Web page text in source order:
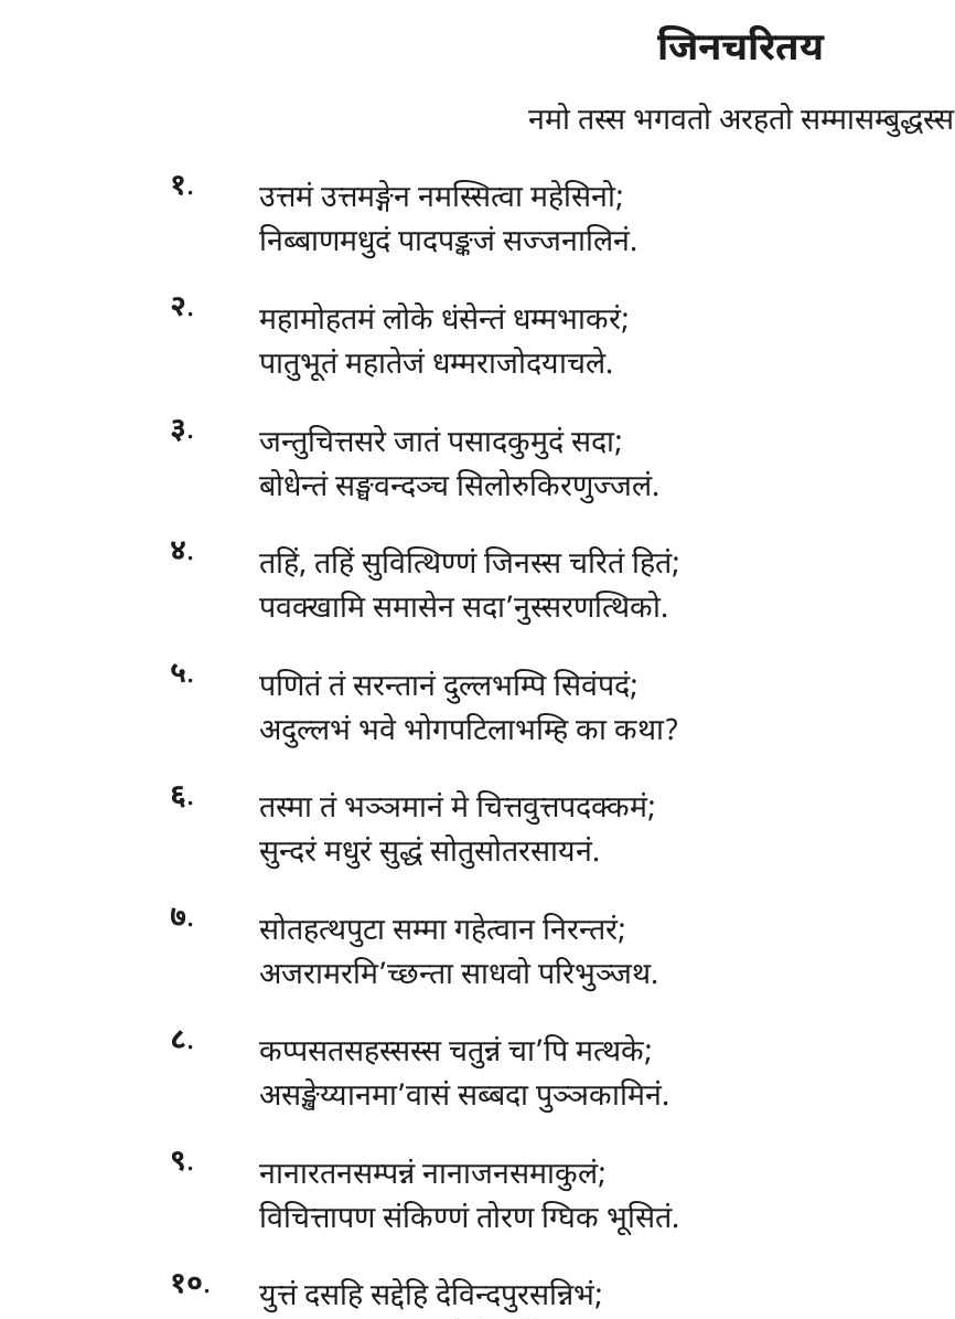
जिनचरितय
नमो तस्स भगवतो अरहतो सम्मासम्बुद्धस्स
१.
उत्तमं उत्तमङ्गेन नमस्सित्वा महेसिनो;
निब्बाणमधुदं पादपङ्कजं सज्जनालिनं.
२.
महामोहतमं लोके धंसेन्तं धम्मभाकरं;
पातुभूतं महातेजं धम्मराजोदयाचले.
३.
जन्तुचित्तसरे जातं पसादकुमुदं सदा;
बोधेन्तं सङ्घवन्दञ्च सिलोरुकिरणुज्जलं.
४.
तहिं, तहिं सुवित्थिण्णं जिनस्स चरितं हितं;
पवक्खामि समासेन सदा’नुस्सरणत्थिको.
५.
पणितं तं सरन्तानं दुल्लभम्पि सिवंपदं;
अदुल्लभं भवे भोगपटिलाभम्हि का कथा?
६.
तस्मा तं भञ्ञमानं मे चित्तवुत्तपदक्कमं;
सुन्दरं मधुरं सुद्धं सोतुसोतरसायनं.
७.
सोतहत्थपुटा सम्मा गहेत्वान निरन्तरं;
अजरामरमि’च्छन्ता साधवो परिभुञ्जथ.
८.
कप्पसतसहस्सस्स चतुन्नं चा’पि मत्थके;
असङ्खेय्यानमा’वासं सब्बदा पुञ्ञकामिनं.
९.
नानारतनसम्पन्नं नानाजनसमाकुलं;
विचित्तापण संकिण्णं तोरण ग्घिक भूसितं.
१०.
युत्तं दसहि सद्देहि देविन्दपुरसन्निभं;